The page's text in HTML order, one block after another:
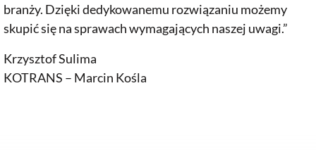
branży. Dzięki dedykowanemu rozwiązaniu możemy
skupić się na sprawach wymagających naszej uwagi.”
Krzysztof Sulima
KOTRANS – Marcin Kośla